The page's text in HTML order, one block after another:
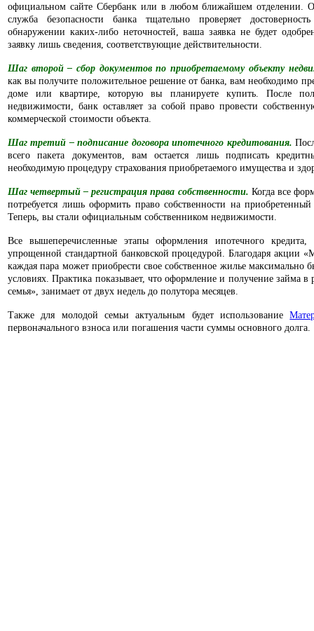
официальном сайте Сбербанк или в любом ближайшем отделении.
служба безопасности банка тщательно проверяет
обнаружении каких-либо неточностей, ваша заявка не будет
заявку лишь сведения, соответствующие действительности.
Шаг второй – сбор документов по приобретаемому объекту
как вы получите положительное решение от банка, вам необходимо
доме или квартире, которую вы планируете купить. После
недвижимости, банк оставляет за собой право провести
коммерческой стоимости объекта.
Шаг третий – подписание договора ипотечного кредитования.
всего пакета документов, вам остается лишь подписать
необходимую процедуру страхования приобретаемого имущества и
Шаг четвертый – регистрация права собственности. Когда все
потребуется лишь оформить право собственности на
Теперь, вы стали официальным собственником недвижимости.
Все вышеперечисленные этапы оформления ипотечного кредита,
упрощенной стандартной банковской процедурой. Благодаря акции
каждая пара может приобрести свое собственное жилье максимально
условиях. Практика показывает, что оформление и получение займа
семья», занимает от двух недель до полутора месяцев.
Также для молодой семьи актуальным будет использование
первоначального взноса или погашения части суммы основного долга.